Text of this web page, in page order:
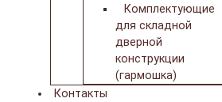
Комплектующие
для складной
дверной
конструкции
(гармошка)
Контакты